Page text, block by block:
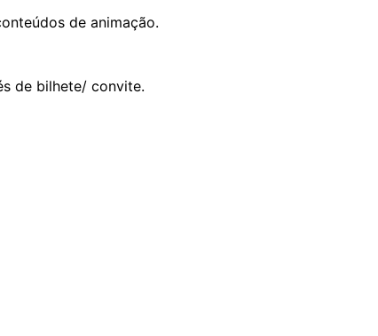
de animação.
de bilhete/ convite.